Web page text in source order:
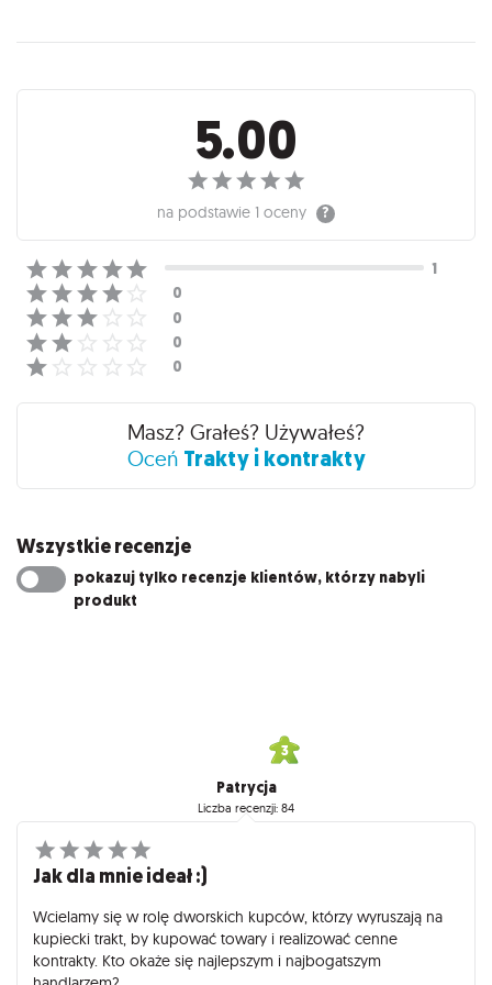
Recenzje
5.00
na podstawie 1 oceny
Masz? Grałeś? Używałeś?
Oceń Trakty i kontrakty
Wszystkie recenzje
pokazuj tylko recenzje klientów, którzy nabyli
produkt
Patrycja
Liczba recenzji: 84
Jak dla mnie ideał :)
Wcielamy się w rolę dworskich kupców, którzy wyruszają na
kupiecki trakt, by kupować towary i realizować cenne
kontrakty. Kto okaże się najlepszym i najbogatszym